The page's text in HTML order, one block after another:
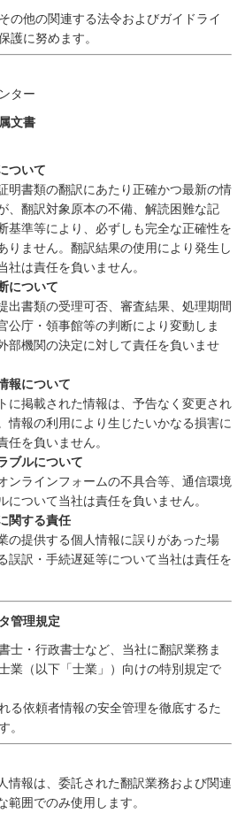
の他の関連する法令およびガイドライ
護に努めます。
ター
文書
ついて
明書類の翻訳にあたり正確かつ最新の情
、翻訳対象原本の不備、解読困難な記
基準等により、必ずしも完全な正確性を
りません。翻訳結果の使用により発生し
社は責任を負いません。
について
出書類の受理可否、審査結果、処理期間
公庁・領事館等の判断により変動しま
部機関の決定に対して責任を負いませ
報について
に掲載された情報は、予告なく変更され
情報の利用により生じたいかなる損害に
任を負いません。
ブルについて
ンラインフォームの不具合等、通信環境
について当社は責任を負いません。
関する責任
の提供する個人情報に誤りがあった場
誤訳・手続遅延等について当社は責任を
管理規定
士・行政書士など、当社に翻訳業務ま
業（以下「士業」）向けの特別規定で
る依頼者情報の安全管理を徹底するた
。
情報は、委託された翻訳業務および関連
範囲でのみ使用します。